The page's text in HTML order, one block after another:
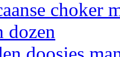
choker
dozen